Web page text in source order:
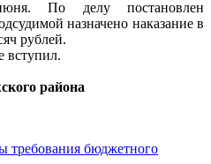
По делу постановлен
назначено наказание в
рублей.
вступил.
района
требования бюджетного